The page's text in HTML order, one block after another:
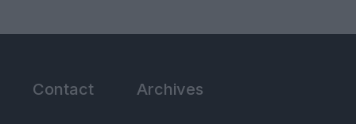
Contact Archives